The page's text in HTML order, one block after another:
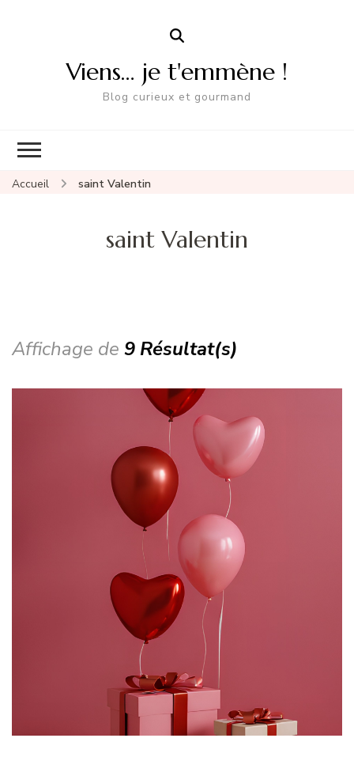
Viens… je t'emmène !
Blog curieux et gourmand
Accueil saint Valentin
saint Valentin
Affichage de 9 Résultat(s)